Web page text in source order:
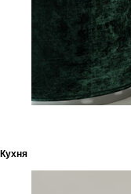
Кухня